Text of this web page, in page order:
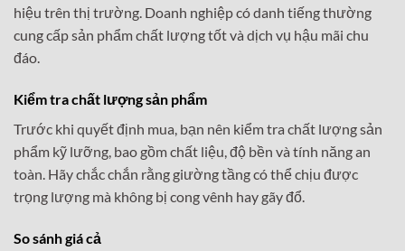
hiệu trên thị trường. Doanh nghiệp có danh tiếng thường
cung cấp sản phẩm chất lượng tốt và dịch vụ hậu mãi chu
đáo.
Kiểm tra chất lượng sản phẩm
Trước khi quyết định mua, bạn nên kiểm tra chất lượng sản
phẩm kỹ lưỡng, bao gồm chất liệu, độ bền và tính năng an
toàn. Hãy chắc chắn rằng giường tầng có thể chịu được
trọng lượng mà không bị cong vênh hay gãy đổ.
So sánh giá cả